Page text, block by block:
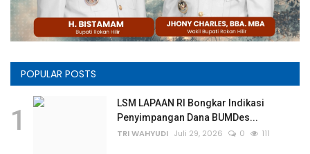
POPULAR POSTS
1
LSM LAPAAN RI Bongkar Indikasi
Penyimpangan Dana BUMDes...
TRI WAHYUDI Juli 29, 2026 0 111